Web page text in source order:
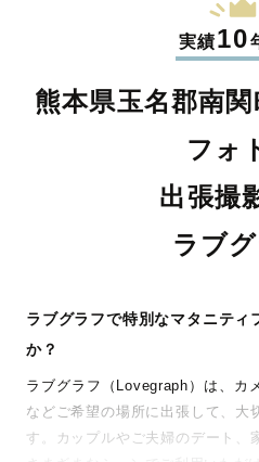
実績10
熊本県玉名郡南
フォ
出張撮
ラブ
ラブグラフで特別なマタニティ
か？
ラブグラフ（Lovegraph）は、カ
などご希望の場所に出張して、大
す。カップルやご夫婦のデート、